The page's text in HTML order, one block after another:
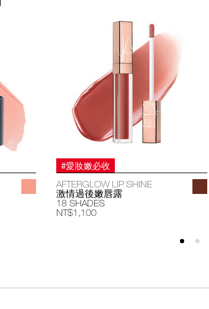
#愛妝嫩必收
AFTERGLOW LIP SHINE
激情過後嫩唇露
18 SHADES
NT$1,100